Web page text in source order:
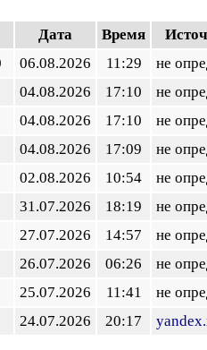
Дата Время
06.08.2026 11:29
не
04.08.2026 17:10
не
04.08.2026 17:10
не
04.08.2026 17:09
не
02.08.2026 10:54
не
31.07.2026 18:19
не
27.07.2026 14:57
не
26.07.2026 06:26
не
25.07.2026 11:41
не
24.07.2026 20:17